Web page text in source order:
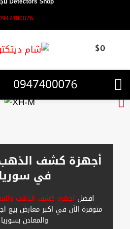
$0
0947400076
أجهزة كشف الذهب
في سوريا
افضل اجهزة كشف الذهب
متوفرة الأن في اكبر معارض
والمعادن بسوريا